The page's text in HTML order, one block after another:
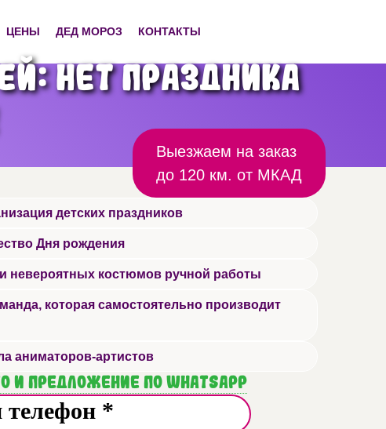
ЦЕНЫ ДЕД МОРОЗ КОНТАКТЫ
нет праздника
Выезжаем на заказ
до 120 км. от МКАД
детских праздников
Дня рождения
и невероятных костюмов ручной работы
которая самостоятельно производит
аниматоров-артистов
и предложение по WhatsApp